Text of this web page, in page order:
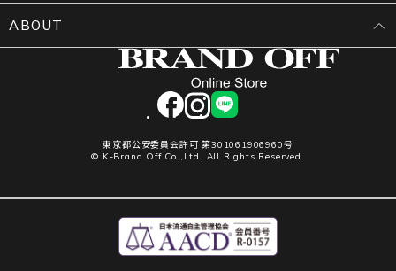
facebookinstagram
LINE
東京都公安委員会許可 第301061906960号
© K-Brand Off Co.,Ltd. All Rights Reserved.
ABOUT